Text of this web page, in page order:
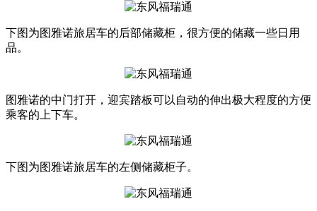
下图为图雅诺旅居车的后部储藏柜，很方便的储藏一些日用
品。
图雅诺的中门打开，迎宾踏板可以自动的伸出极大程度的方便
乘客的上下车。
下图为图雅诺旅居车的左侧储藏柜子。